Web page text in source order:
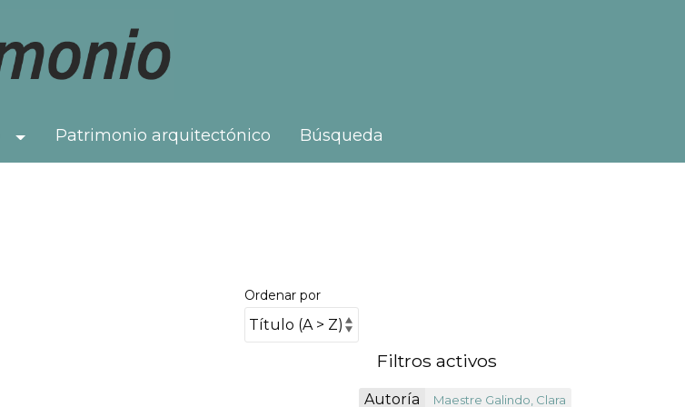
Toggle Dropdown
Patrimonio arquitectónico Búsqueda
Ordenar por
Filtros activos
Autoría Maestre Galindo, Clara